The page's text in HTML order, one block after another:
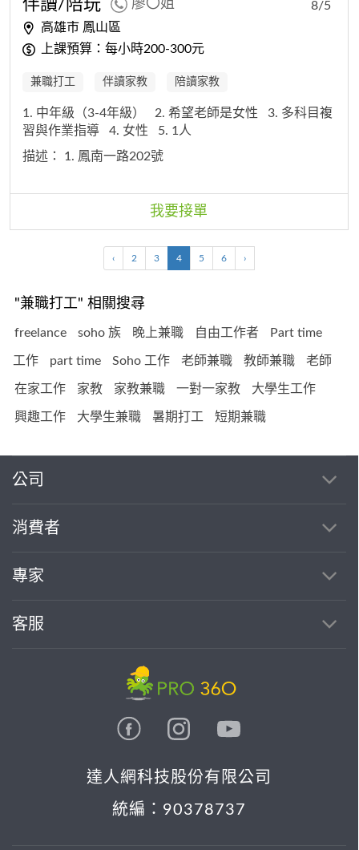
伴讀/陪玩 廖〇姐
高雄市 鳳山區
上課預算：每小時200-300元
8/5
兼職打工 伴讀家教 陪讀家教
1. 中年級（3-4年級） 2. 希望老師是女性
3. 多科目複
習與作業指導
4. 女性
5. 1人
描述： 1. 鳳南一路202號
我要接單
‹ 2 3 4 5 6 ›
"兼職打工" 相關搜尋
freelance soho 族 晚上兼職 自由工作者 Part time
工作 part time Soho 工作 老師兼職 教師兼職 老師
在家工作 家教 家教兼職 一對一家教 大學生工作
興趣工作 大學生兼職 暑期打工 短期兼職
公司
消費者
專家
客服
達人網科技股份有限公司
統編：90378737